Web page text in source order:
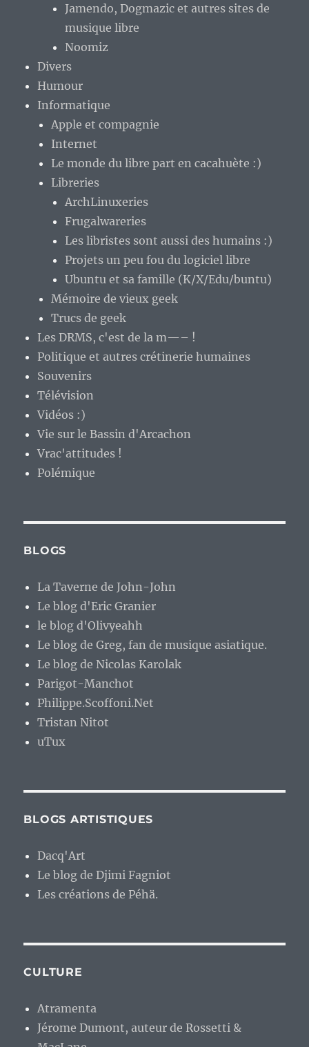
Jamendo, Dogmazic et autres sites de
musique libre
Noomiz
Divers
Humour
Informatique
Apple et compagnie
Internet
Le monde du libre part en cacahuète :)
Libreries
ArchLinuxeries
Frugalwareries
Les libristes sont aussi des humains :)
Projets un peu fou du logiciel libre
Ubuntu et sa famille (K/X/Edu/buntu)
Mémoire de vieux geek
Trucs de geek
Les DRMS, c'est de la m—– !
Politique et autres crétinerie humaines
Souvenirs
Télévision
Vidéos :)
Vie sur le Bassin d'Arcachon
Vrac'attitudes !
Polémique
BLOGS
La Taverne de John-John
Le blog d'Eric Granier
le blog d'Olivyeahh
Le blog de Greg, fan de musique asiatique.
Le blog de Nicolas Karolak
Parigot-Manchot
Philippe.Scoffoni.Net
Tristan Nitot
uTux
BLOGS ARTISTIQUES
Dacq'Art
Le blog de Djimi Fagniot
Les créations de Péhä.
CULTURE
Atramenta
Jérome Dumont, auteur de Rossetti &